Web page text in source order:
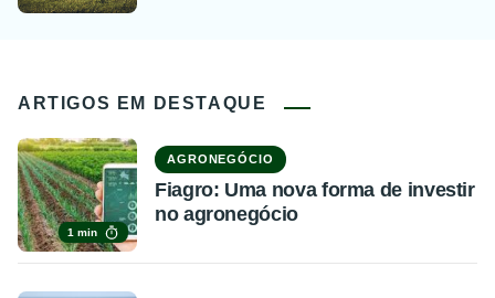
ARTIGOS EM DESTAQUE
1 min
AGRONEGÓCIO
Fiagro: Uma nova forma de investir
no agronegócio